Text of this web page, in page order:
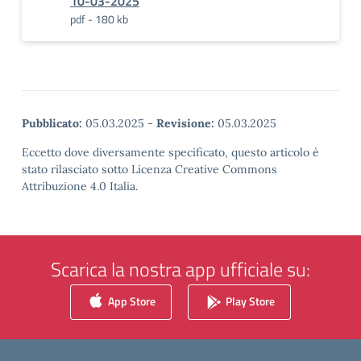
pdf - 180 kb
Pubblicato: 05.03.2025 - Revisione: 05.03.2025
Eccetto dove diversamente specificato, questo articolo è
stato rilasciato sotto Licenza Creative Commons
Attribuzione 4.0 Italia.
Scarica la nostra app ufficiale su:
App Store Play Store